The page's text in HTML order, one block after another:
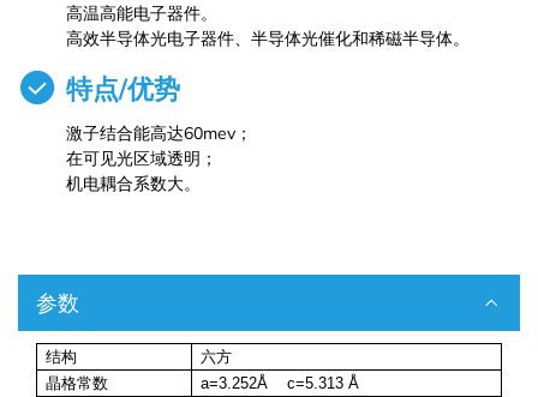
高温高能电子器件。
高效半导体光电子器件、半导体光催化和稀磁半导体。
特点/优势
激子结合能高达60mev；
在可见光区域透明；
机电耦合系数大。
参数
结构
六方
晶格常数
a=3.252Å c=5.313 Å